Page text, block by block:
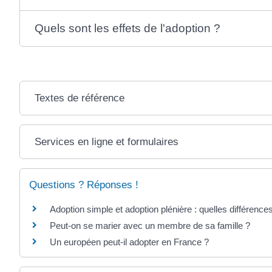
Quels sont les effets de l'adoption ?
Textes de référence
Services en ligne et formulaires
Questions ? Réponses !
Adoption simple et adoption plénière : quelles
Peut-on se marier avec un membre de sa famille ?
Un européen peut-il adopter en France ?